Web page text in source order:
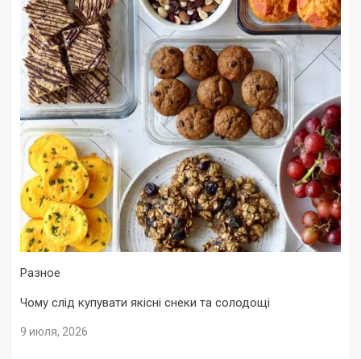
Разное
Чому слід купувати якісні снеки та солодощі
9 июля, 2026